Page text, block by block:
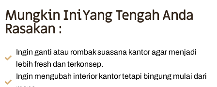
Mungkin Ini Yang Tengah Anda
Rasakan :
Ingin ganti atau rombak suasana kantor agar menjadi
lebih fresh dan terkonsep.
Ingin mengubah interior kantor tetapi bingung mulai dari